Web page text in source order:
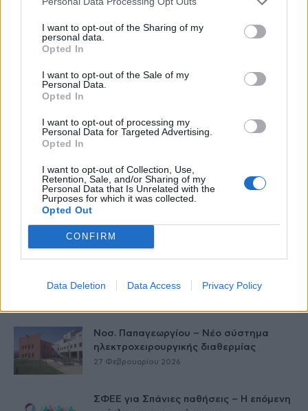
I want to opt-out of the Sharing of my
personal data.
Opted In
I want to opt-out of the Sale of my
Personal Data.
Opted In
I want to opt-out of processing my
Personal Data for Targeted Advertising.
Opted In
I want to opt-out of Collection, Use,
Retention, Sale, and/or Sharing of my
Personal Data that Is Unrelated with the
Purposes for which it was collected.
Opted Out
CONFIRM
Data Deletion Data Access Privacy Policy
τομέα
27 Φεβρουαρίου 2026
Παράρτημα του Παίδων “Αγία Σοφία”
στο Ίλιον – Τι ανακοινώθηκε από...
Δύο χρόνια λειτουργίας της Κλινικής
ΕΟΦ: Ανάκληση παρτίδων
νοσήσει
Νοσ. Παπαγεωργίου – Νέο σύστημα
ηλεκτροχειρουργικής διαθερμίας
27 Φεβρουαρίου 2026
ΣΦΕΕ για Σπάνιες παθήσεις – Η επόμενη